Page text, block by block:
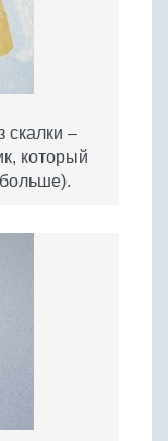
скалки –
который